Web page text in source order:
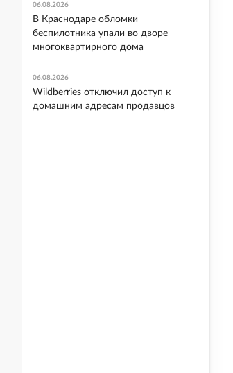
06.08.2026
В Краснодаре обломки
беспилотника упали во дворе
многоквартирного дома
06.08.2026
Wildberries отключил доступ к
домашним адресам продавцов